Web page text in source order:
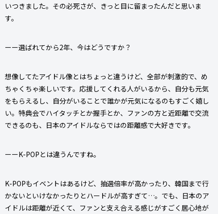
いつきました。その必死さが、きっと目に留まったんだと思いま
す。
ーー選ばれてから2年、今はどうですか？
想像してたアイドル像とはちょっと違うけど、全部が刺激的で、め
ちゃくちゃ楽しいです。応援してくれる人がいるから、自分も元気
をもらえるし、自分がいることで誰かが元気になるのもすごく嬉し
い。特典会でハイタッチとか握手とか、ファンの方と近距離で交流
できるのも、日本のアイドルならではの距離感で大好きです。
ーーK-POPとは違うんですね。
K-POPもイベントはあるけど、抽選倍率が高かったり、韓国まで行
かないといけなかったりとハードルが高すぎて…。でも、日本のア
イドルは距離が近くて、ファンと支え合える感じがすごく居心地が